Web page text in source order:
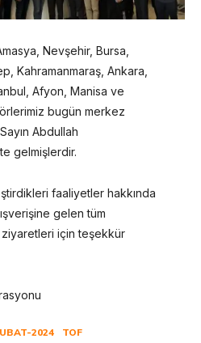
Nevşehir, Bursa,
Kahramanmaraş, Ankara,
Afyon, Manisa ve
bugün merkez
Abdullah
gelmişlerdir.
faaliyetler hakkında
gelen tüm
için teşekkür
2024
TOF